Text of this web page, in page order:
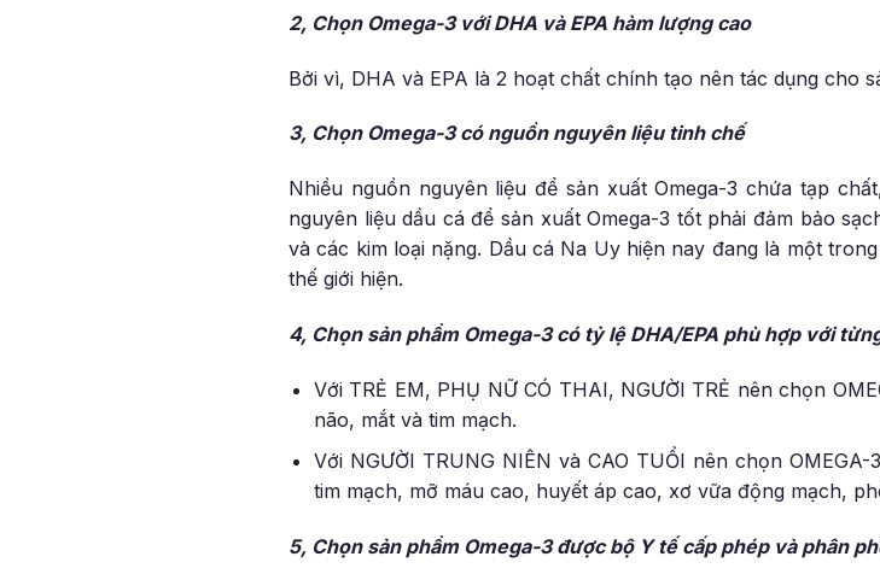
2, Chọn Omega-3 vớiDHA và EPA hàm lượng cao
Bởi vì, DHA và EPA là 2 hoạt chất chính tạo nên tác dụng cho
3, Chọn Omega-3có nguồn nguyên liệu tinh chế
Nhiều nguồn nguyên liệu để sản xuất Omega-3 chứa tạp
nguyên liệu dầu cá để sản xuất Omega-3 tốt phải đảm bảo
và các kim loại nặng. Dầu cá Na Uy hiện nay đang là một
thế giới hiện.
4, Chọn sản phẩm Omega-3có tỷ lệ DHA/EPA phù hợp với
Với TRẺ EM, PHỤ NỮ CÓ THAI, NGƯỜI TRẺ nên chọn
não, mắt và tim mạch.
Với NGƯỜI TRUNG NIÊN và CAO TUỔI nên chọn
tim mạch, mỡ máu cao, huyết áp cao, xơ vữa động mạch,
5, Chọn sản phẩm Omega-3được bộ Y tế cấp phép và phân